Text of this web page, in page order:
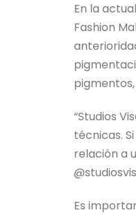
En la
Fashion
“Studios
técnicas.
relación a
Es